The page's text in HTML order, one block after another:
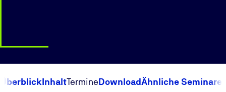
ÜberblickInhaltTermineDownloadÄhnliche Seminare